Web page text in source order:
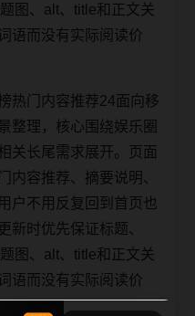
图、alt、title和正文关
语而没有实际阅读价
热门内容推荐24面向移
整理，核心围绕娱乐圈
关长尾需求展开。页面
内容推荐、摘要说明、
户不用反复回到首页也
新时优先保证标题、
图、alt、title和正文关
语而没有实际阅读价